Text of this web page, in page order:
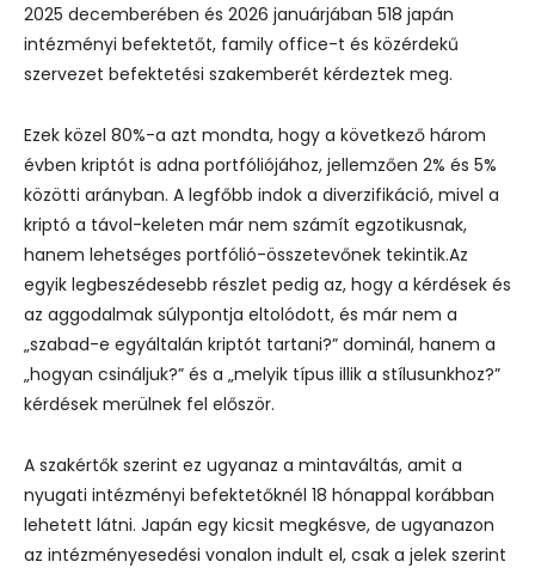
2025 decemberében és 2026 januárjában 518 japán
intézményi befektetőt, family office-t és közérdekű
szervezet befektetési szakemberét kérdeztek meg.
Ezek közel 80%-a azt mondta, hogy a következő három
évben kriptót is adna portfóliójához, jellemzően 2% és 5%
közötti arányban. A legfőbb indok a diverzifikáció, mivel a
kriptó a távol-keleten már nem számít egzotikusnak,
hanem lehetséges portfólió-összetevőnek tekintik.Az
egyik legbeszédesebb részlet pedig az, hogy a kérdések és
az aggodalmak súlypontja eltolódott, és már nem a
„szabad-e egyáltalán kriptót tartani?” dominál, hanem a
„hogyan csináljuk?” és a „melyik típus illik a stílusunkhoz?”
kérdések merülnek fel először.
A szakértők szerint ez ugyanaz a mintaváltás, amit a
nyugati intézményi befektetőknél 18 hónappal korábban
lehetett látni. Japán egy kicsit megkésve, de ugyanazon
az intézményesedési vonalon indult el, csak a jelek szerint